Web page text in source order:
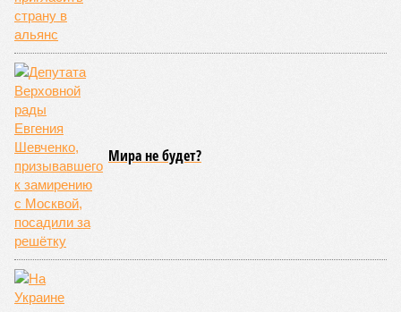
Мира не будет?